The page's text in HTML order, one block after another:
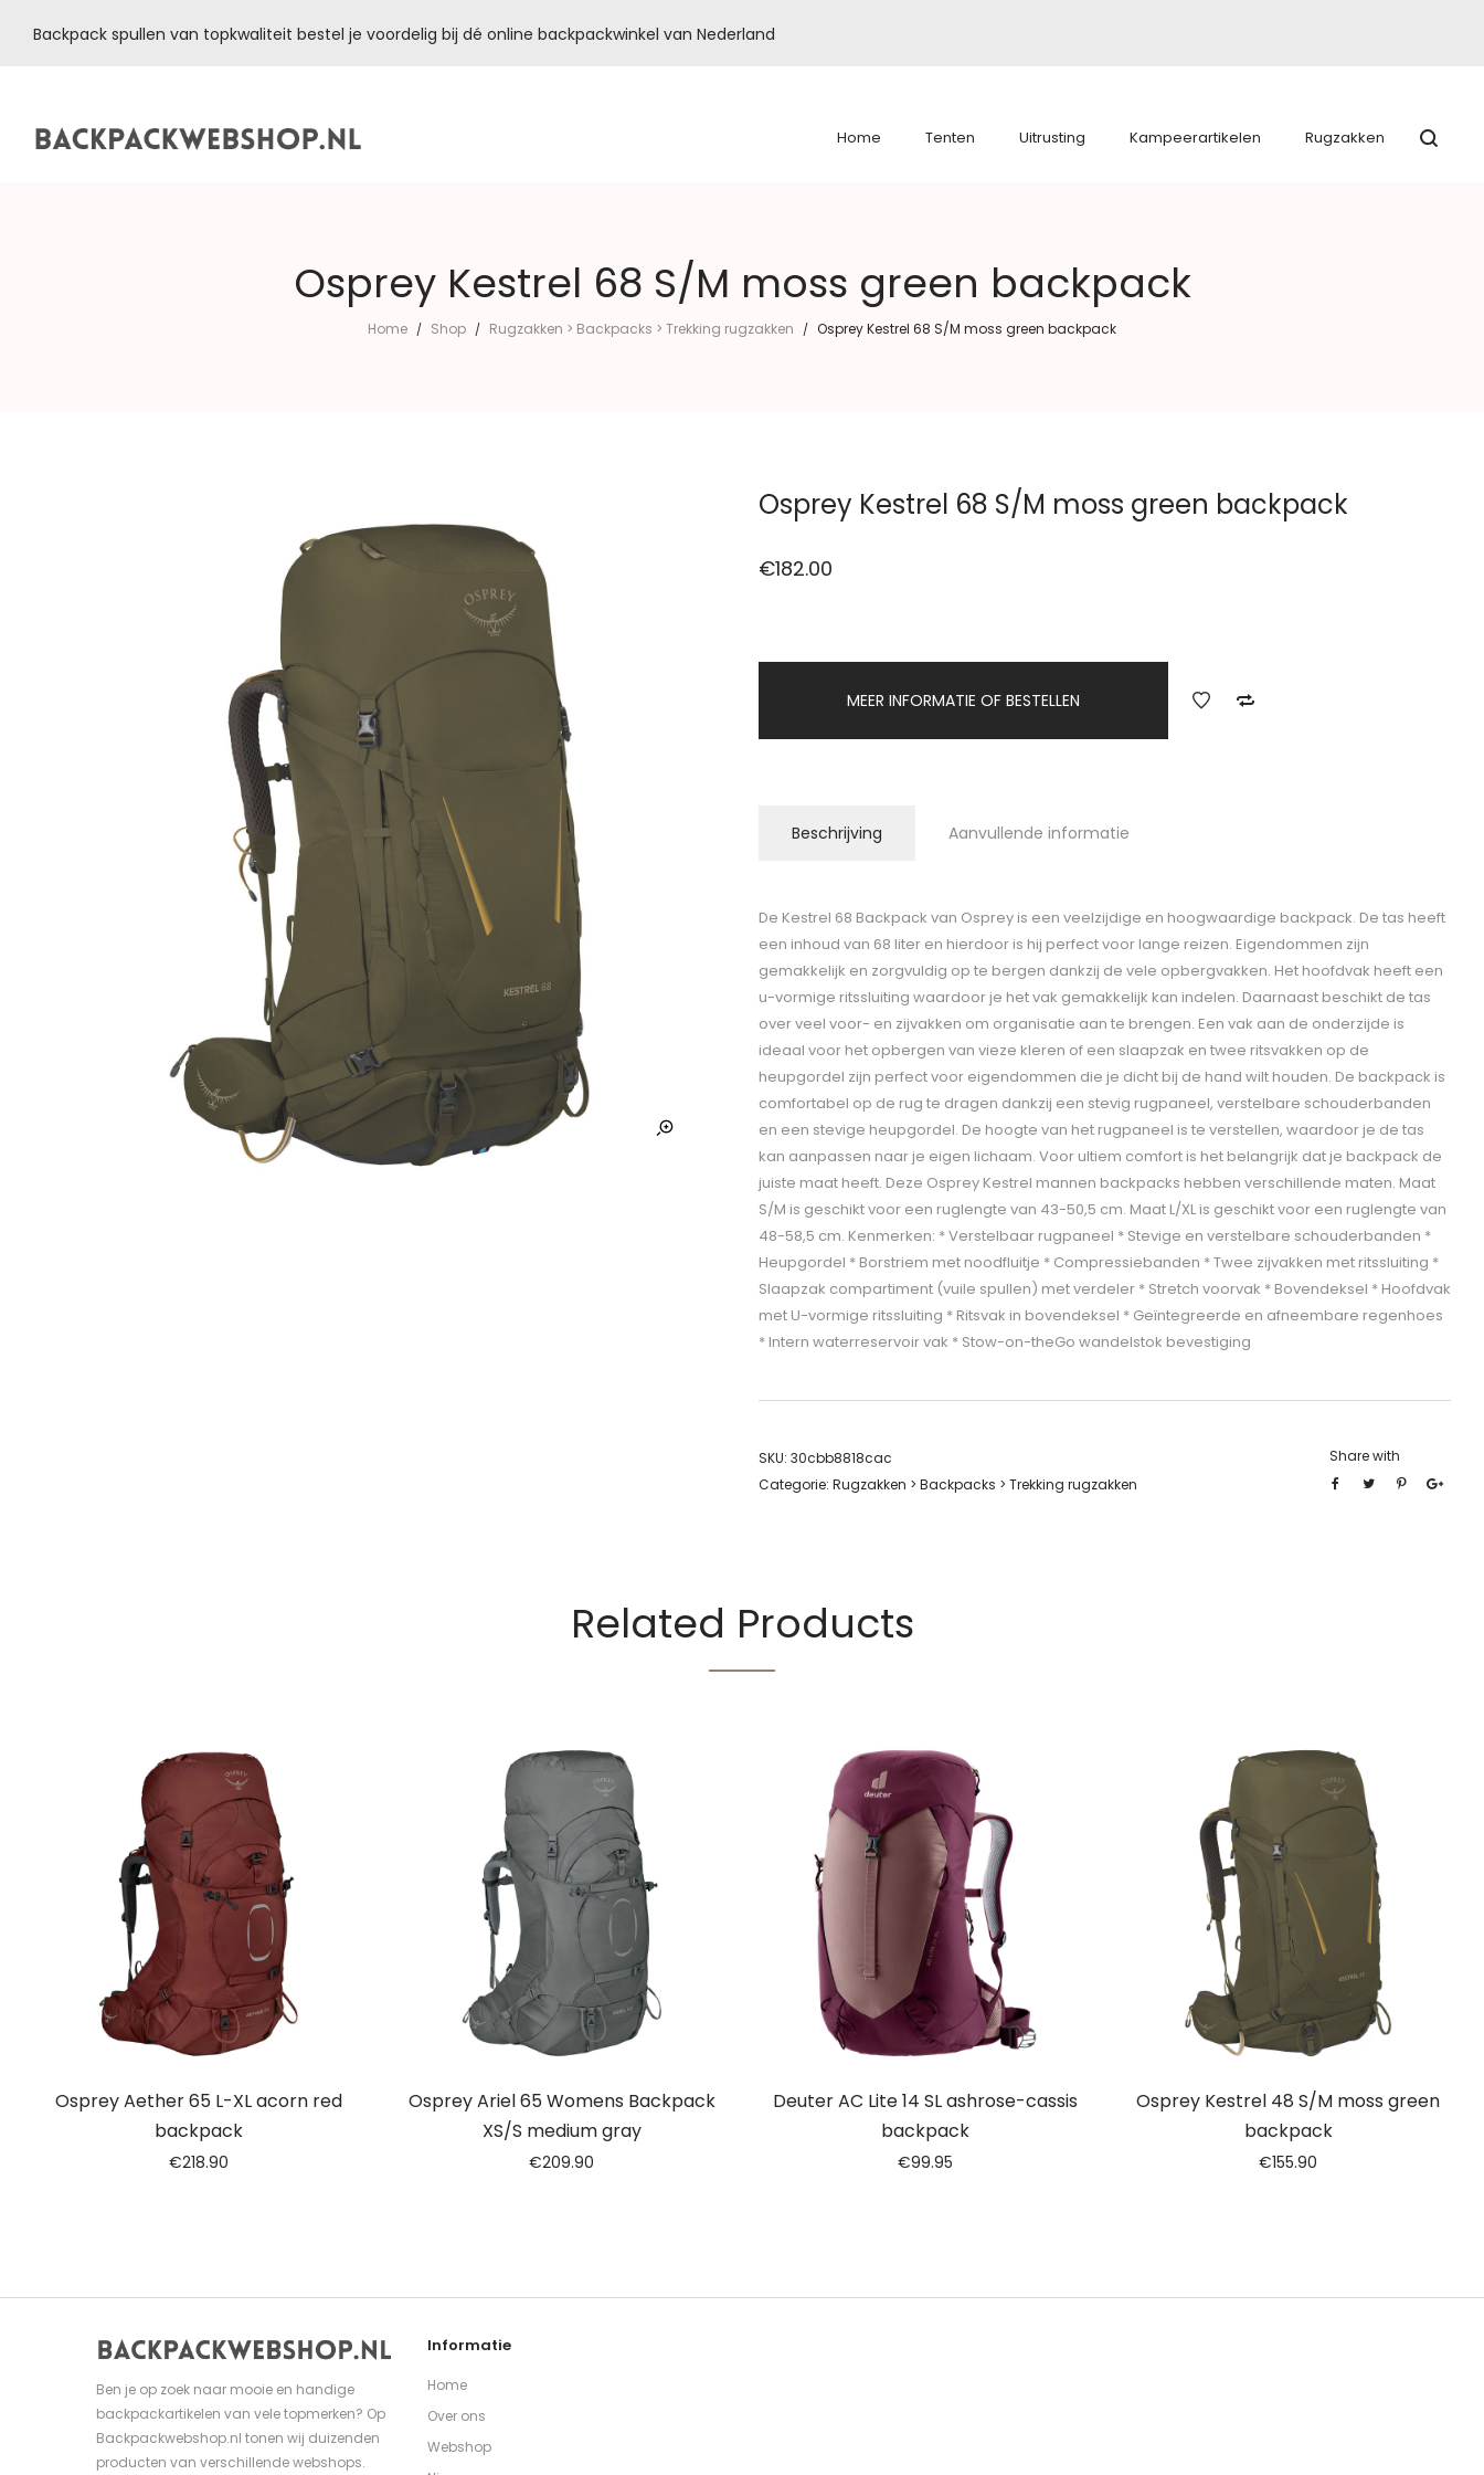
Backpack spullen van topkwaliteit bestel je voordelig bij dé online backpackwinkel van Nederland
Home Tenten Uitrusting Kampeerartikelen Rugzakken
Osprey Kestrel 68 S/M moss green backpack
Home / Shop / Rugzakken > Backpacks > Trekking rugzakken / Osprey Kestrel 68 S/M moss green backpack
Osprey Kestrel 68 S/M moss green backpack
€182.00
MEER INFORMATIE OF BESTELLEN
Beschrijving Aanvullende informatie
De Kestrel 68 Backpack van Osprey is een veelzijdige en hoogwaardige backpack. De tas heeft
een inhoud van 68 liter en hierdoor is hij perfect voor lange reizen. Eigendommen zijn
gemakkelijk en zorgvuldig op te bergen dankzij de vele opbergvakken. Het hoofdvak heeft een
u-vormige ritssluiting waardoor je het vak gemakkelijk kan indelen. Daarnaast beschikt de tas
over veel voor- en zijvakken om organisatie aan te brengen. Een vak aan de onderzijde is
ideaal voor het opbergen van vieze kleren of een slaapzak en twee ritsvakken op de
heupgordel zijn perfect voor eigendommen die je dicht bij de hand wilt houden. De backpack is
comfortabel op de rug te dragen dankzij een stevig rugpaneel, verstelbare schouderbanden
en een stevige heupgordel. De hoogte van het rugpaneel is te verstellen, waardoor je de tas
kan aanpassen naar je eigen lichaam. Voor ultiem comfort is het belangrijk dat je backpack de
juiste maat heeft. Deze Osprey Kestrel mannen backpacks hebben verschillende maten. Maat
S/M is geschikt voor een ruglengte van 43-50,5 cm. Maat L/XL is geschikt voor een ruglengte van
48-58,5 cm. Kenmerken: * Verstelbaar rugpaneel * Stevige en verstelbare schouderbanden *
Heupgordel * Borstriem met noodfluitje * Compressiebanden * Twee zijvakken met ritssluiting *
Slaapzak compartiment (vuile spullen) met verdeler * Stretch voorvak * Bovendeksel * Hoofdvak
met U-vormige ritssluiting * Ritsvak in bovendeksel * Geïntegreerde en afneembare regenhoes
* Intern waterreservoir vak * Stow-on-theGo wandelstok bevestiging
SKU: 30cbb8818cac
Categorie: Rugzakken > Backpacks > Trekking rugzakken
Share with
Related Products
Osprey Aether 65 L-XL acorn red
backpack
€218.90
Osprey Ariel 65 Womens Backpack
XS/S medium gray
€209.90
Deuter AC Lite 14 SL ashrose-cassis
backpack
€99.95
Osprey Kestrel 48 S/M moss green
backpack
€155.90
Ben je op zoek naar mooie en handige
backpackartikelen van vele topmerken? Op
Backpackwebshop.nl tonen wij duizenden
producten van verschillende webshops.
Informatie
Home
Over ons
Webshop